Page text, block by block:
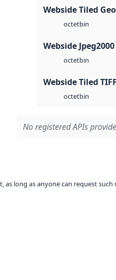
Webside Tiled
octetbin
Webside Jpeg2000
octetbin
Webside Tiled TIFF
octetbin
No registered APIs
as long as anyone can request